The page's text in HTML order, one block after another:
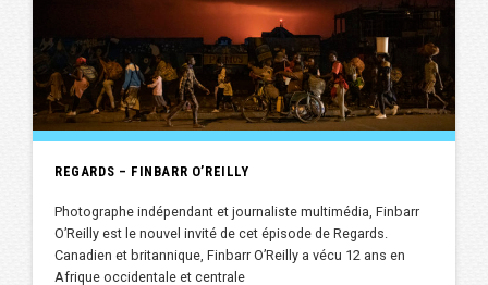
REGARDS – FINBARR O’REILLY
Photographe indépendant et journaliste multimédia, Finbarr
O’Reilly est le nouvel invité de cet épisode de Regards.
Canadien et britannique, Finbarr O’Reilly a vécu 12 ans en
Afrique occidentale et centrale